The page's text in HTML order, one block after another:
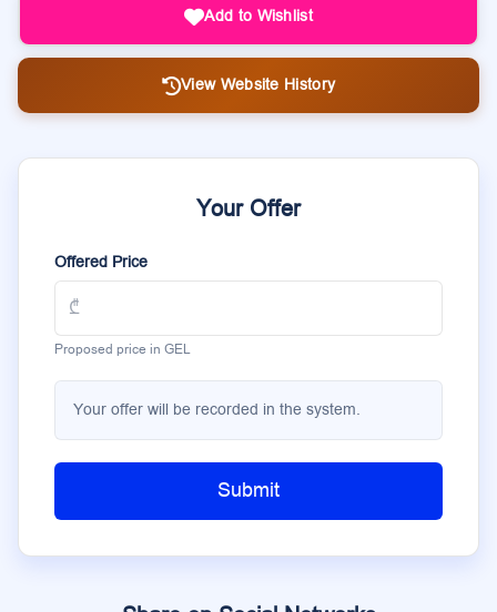
Add to Wishlist
View Website History
Your Offer
Offered Price
Proposed price in GEL
Your offer will be recorded in the system.
Submit